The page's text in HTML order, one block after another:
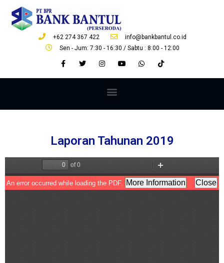
+62 274 367 422
info@bankbantul.co.id
Sen - Jum: 7:30 - 16:30 / Sabtu : 8:00 - 12:00
Laporan Tahunan 2019